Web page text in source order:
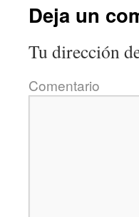
Deja un
Tu dirección
Comentario